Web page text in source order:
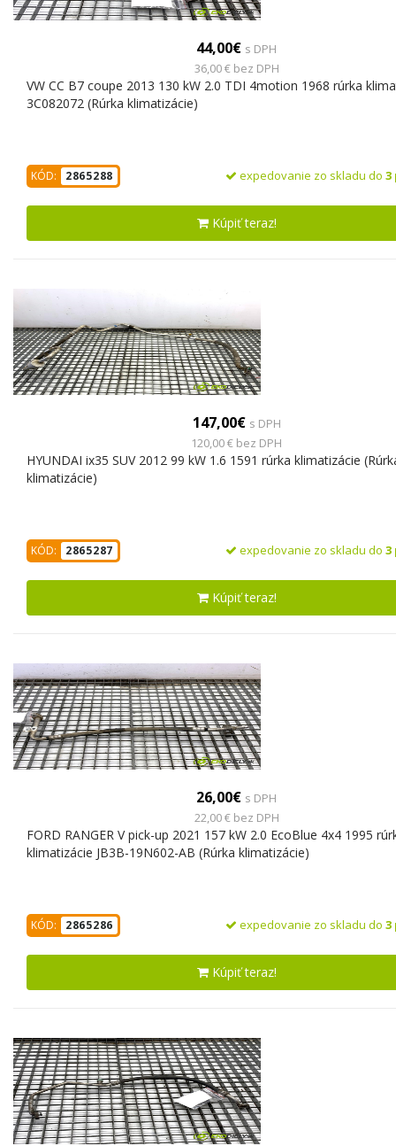
44,00€ s DPH
36,00 € bez DPH
VW CC B7 coupe 2013 130 kW 2.0 TDI 4motion 1968 rúrka
3C082072 (Rúrka klimatizácie)
KÓD: 2865288 expedovanie zo skladu do 3
Kúpiť teraz!
147,00€ s DPH
120,00 € bez DPH
HYUNDAI ix35 SUV 2012 99 kW 1.6 1591 rúrka klimatizácie
klimatizácie)
KÓD: 2865287 expedovanie zo skladu do 3
Kúpiť teraz!
26,00€ s DPH
22,00 € bez DPH
FORD RANGER V pick-up 2021 157 kW 2.0 EcoBlue 4x4 1995
klimatizácie JB3B-19N602-AB (Rúrka klimatizácie)
KÓD: 2865286 expedovanie zo skladu do 3
Kúpiť teraz!